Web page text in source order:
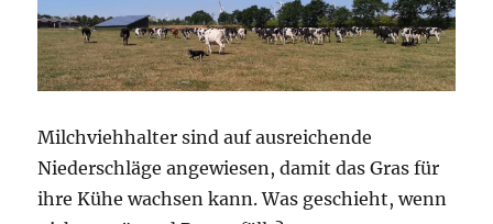
Milchviehhalter sind auf ausreichende
Niederschläge angewiesen, damit das Gras für
ihre Kühe wachsen kann. Was geschieht, wenn